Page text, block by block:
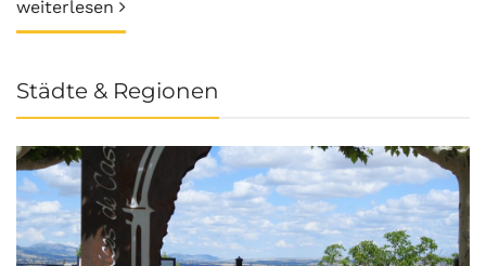
weiterlesen
Städte & Regionen